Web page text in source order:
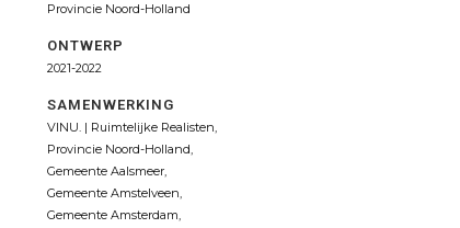
Provincie Noord-Holland
ONTWERP
2021-2022
SAMENWERKING
VINU. | Ruimtelijke Realisten,
Provincie Noord-Holland,
Gemeente Aalsmeer,
Gemeente Amstelveen,
Gemeente Amsterdam,